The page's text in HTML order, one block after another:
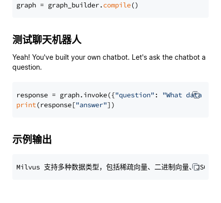
graph = graph_builder.compile
测试聊天机器人
Yeah! You've built your own chatbot. Let's ask the chatbot a
question.
response = graph.invoke({"question" : "What data
print(response["answer"
示例输出